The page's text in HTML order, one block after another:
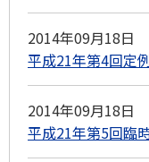
2014年09月18日
平成21年第4回定
2014年09月18日
平成21年第5回臨